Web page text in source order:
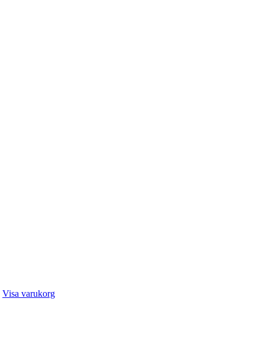
Visa varukorg